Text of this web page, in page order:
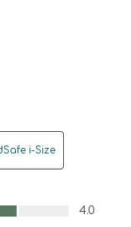
i-Size
4.0